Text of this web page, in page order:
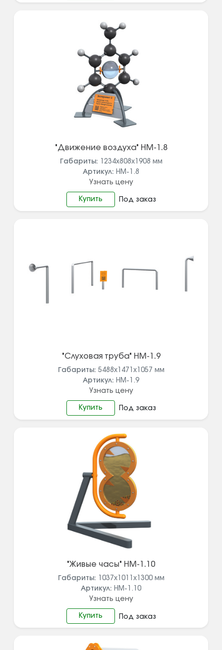
"Движение воздуха" НМ-1.8
Габариты: 1234х808х1908 мм
Артикул: НМ-1.8
Узнать цену
Купить Под заказ
"Слуховая труба" НМ-1.9
Габариты: 5488х1471х1057 мм
Артикул: НМ-1.9
Узнать цену
Купить Под заказ
"Живые часы" НМ-1.10
Габариты: 1037х1011х1300 мм
Артикул: НМ-1.10
Узнать цену
Купить Под заказ